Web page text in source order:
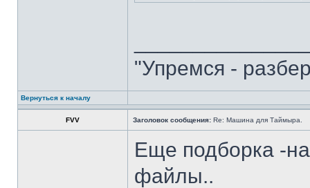
"Упремся -
Вернуться к началу
FVV Заголовок сообщения: Re: Машина для Таймыра.
Еще подборка -
файлы..